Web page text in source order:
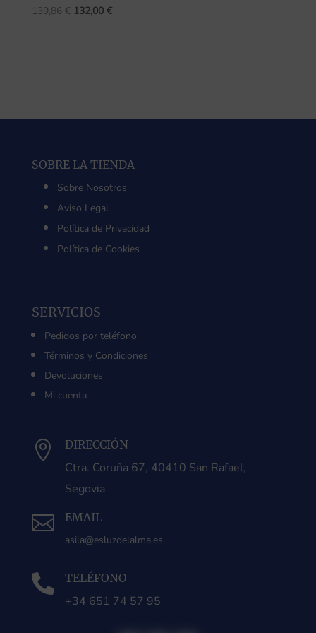
139,86€ El
132,00 €El
SOBRE LA TIENDA
Sobre Nosotros
Aviso Legal
Política de Privacidad
Política de Cookies
SERVICIOS
Pedidos por teléfono
Términos y Condiciones
Devoluciones
Mi cuenta
 DIRECCIÓN
Ctra. Coruña 67, 40410 San Rafael,
Segovia
 EMAIL
asila@esluzdelalma.es
 TELÉFONO
+34 651 74 57 95